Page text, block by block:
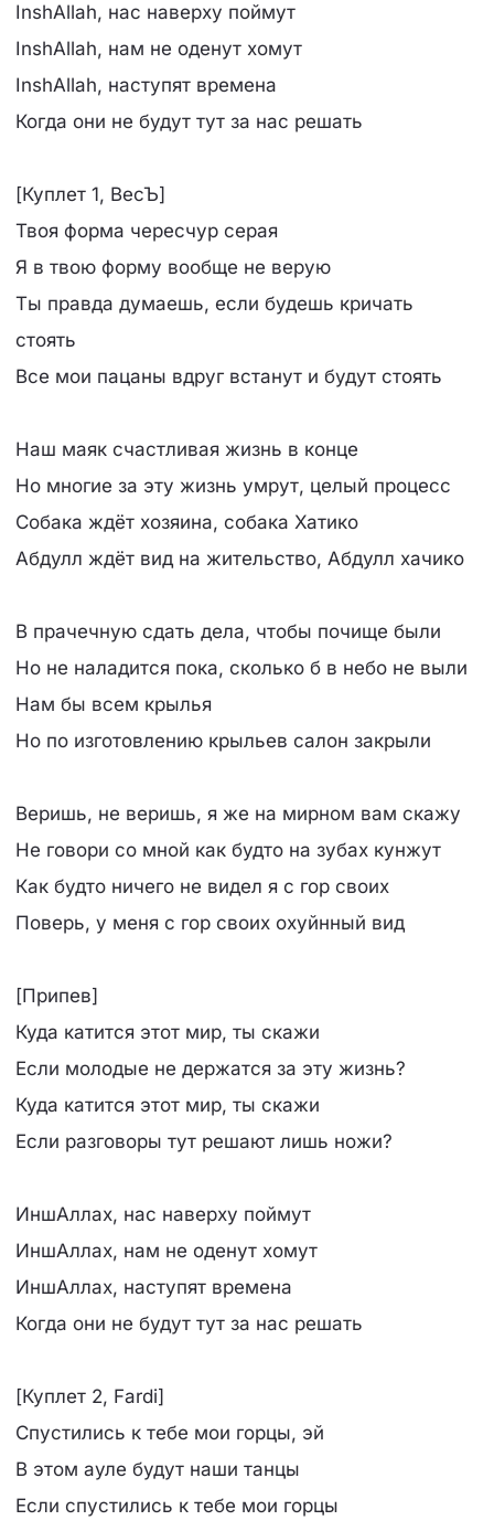
InshAllah, нас наверху поймут
InshAllah, нам не оденут хомут
InshAllah, наступят времена
Когда они не будут тут за нас решать
[Куплет 1, ВесЪ]
Твоя форма чересчур серая
Я в твою форму вообще не верую
Ты правда думаешь, если будешь кричать
стоять
Все мои пацаны вдруг встанут и будут стоять
Наш маяк счастливая жизнь в конце
Но многие за эту жизнь умрут, целый процесс
Собака ждёт хозяина, собака Хатико
Абдулл ждёт вид на жительство, Абдулл хачико
В прачечную сдать дела, чтобы почище были
Но не наладится пока, сколько б в небо не выли
Нам бы всем крылья
Но по изготовлению крыльев салон закрыли
Веришь, не веришь, я же на мирном вам скажу
Не говори со мной как будто на зубах кунжут
Как будто ничего не видел я с гор своих
Поверь, у меня с гор своих охуйнный вид
[Припев]
Куда катится этот мир, ты скажи
Если молодые не держатся за эту жизнь?
Куда катится этот мир, ты скажи
Если разговоры тут решают лишь ножи?
ИншАллах, нас наверху поймут
ИншАллах, нам не оденут хомут
ИншАллах, наступят времена
Когда они не будут тут за нас решать
[Куплет 2, Fardi]
Спустились к тебе мои горцы, эй
В этом ауле будут наши танцы
Если спустились к тебе мои горцы